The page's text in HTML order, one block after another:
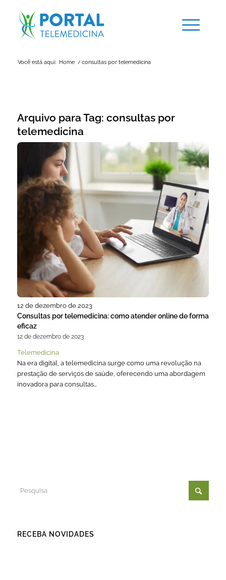
Você está aqui: Home / consultas por telemedicina
Arquivo para Tag: consultas por
telemedicina
12 de dezembro de 2023
Consultas por telemedicina: como atender online de forma
eficaz
12 de dezembro de 2023
Telemedicina
Na era digital, a telemedicina surge como uma revolução na
prestação de serviços de saúde, oferecendo uma abordagem
inovadora para consultas…
RECEBA NOVIDADES